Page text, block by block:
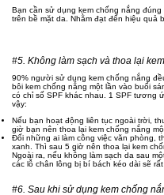
Bạn cần sử dụng kem chống nắng
trên bề mặt da. Nhằm đạt đến hiệu quả
#5. Không làm sạch và thoa lại
90% người sử dụng kem chống nắng
bôi kem chống nắng một lần vào buổi
có chỉ số SPF khác nhau. 1 SPF tương
vậy:
Nếu bạn hoạt động liên tục ngoài trời,
giờ bạn nên thoa lại kem chống nắng
Đối những ai làm công việc văn phòng,
xanh. Thì sau 5 giờ nên thoa lại kem
Ngoài ra, nếu không làm sạch da sau
các lỗ chân lông bị bí bách kéo dài sẽ rất
#6. Sau khi sử dụng kem chống